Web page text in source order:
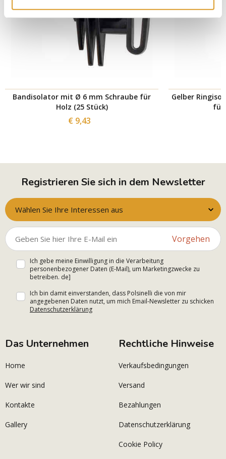
Bandisolator mit Ø 6 mm Schraube für
Holz (25 Stück)
€ 9,43
Gelber
für
Registrieren Sie sich in dem Newsletter
Wählen Sie Ihre Interessen aus
Vorgehen
Ich gebe meine Einwilligung in die Verarbeitung
personenbezogener Daten (E-Mail), um Marketingzwecke zu
betreiben. de]
Ich bin damit einverstanden, dass Polsinelli die von mir
angegebenen Daten nutzt, um mich Email-Newsletter zu schicken
Datenschutzerklärung
Das Unternehmen
Home
Wer wir sind
Kontakte
Gallery
Rechtliche Hinweise
Verkaufsbedingungen
Versand
Bezahlungen
Datenschutzerklärung
Cookie Policy